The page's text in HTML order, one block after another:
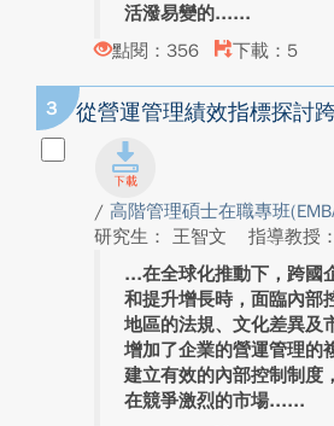
活潑易變的...
點閱：356
下載：5
3 從營運管理績效指標探討
/ 高階管理碩士在職專班
研究生： 王智文
指導教授：
在全球化推動下，跨國
和提升增長時，面臨內部
地區的法規、文化差異及
增加了企業的營運管理的
建立有效的內部控制制度
在競爭激烈的市場...